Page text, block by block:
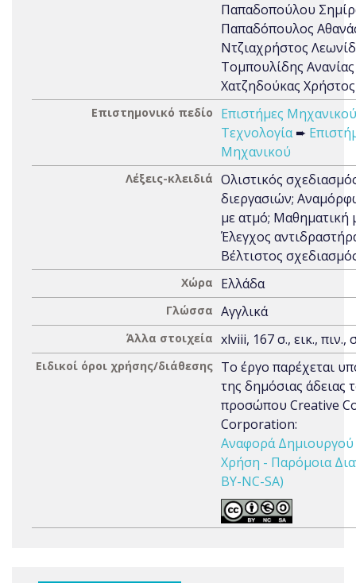
Παπαδοπούλου
Παπαδόπουλος
Ντζιαχρήστος
Τομπουλίδης Ανανίας
Χατζηδούκας Χρήστος
Επιστημονικό πεδίο
Επιστήμες
Τεχνολογία➨
Μηχανικού
Λέξεις-κλειδιά Ολιστικός
διεργασιών;
με ατμό; Μαθηματική
Έλεγχος
Βέλτιστος
Χώρα Ελλάδα
Γλώσσα Αγγλικά
Άλλα στοιχεία xlviii, 167 σ., εικ., πιν.,
Ειδικοί όροι χρήσης/διάθεσης Το έργο παρέχεται
της δημόσιας άδειας
προσώπου Creative
Corporation:
Αναφορά
Χρήση - Παρόμοια
BY-NC-SA)